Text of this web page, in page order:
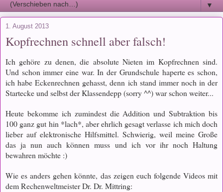
▼
1. August 2013
Kopfrechnen schnell aber falsch!
Ich gehöre zu denen, die absolute Nieten im Kopfrechnen sind.
Und schon immer eine war. In der Grundschule haperte es schon,
ich habe Eckenrechnen gehasst, denn ich stand immer noch in der
Startecke und selbst der Klassendepp (sorry ^^) war schon weiter...
Heute bekomme ich zumindest die Addition und Subtraktion bis
100 ganz gut hin *lach*, aber ehrlich gesagt verlasse ich mich doch
lieber auf elektronische Hilfsmittel. Schwierig, weil meine Große
das ja nun auch können muss und ich vor ihr noch Haltung
bewahren möchte :)
Wie es anders gehen könnte, das zeigen euch folgende Videos mit
dem Rechenweltmeister Dr. Dr. Mittring: